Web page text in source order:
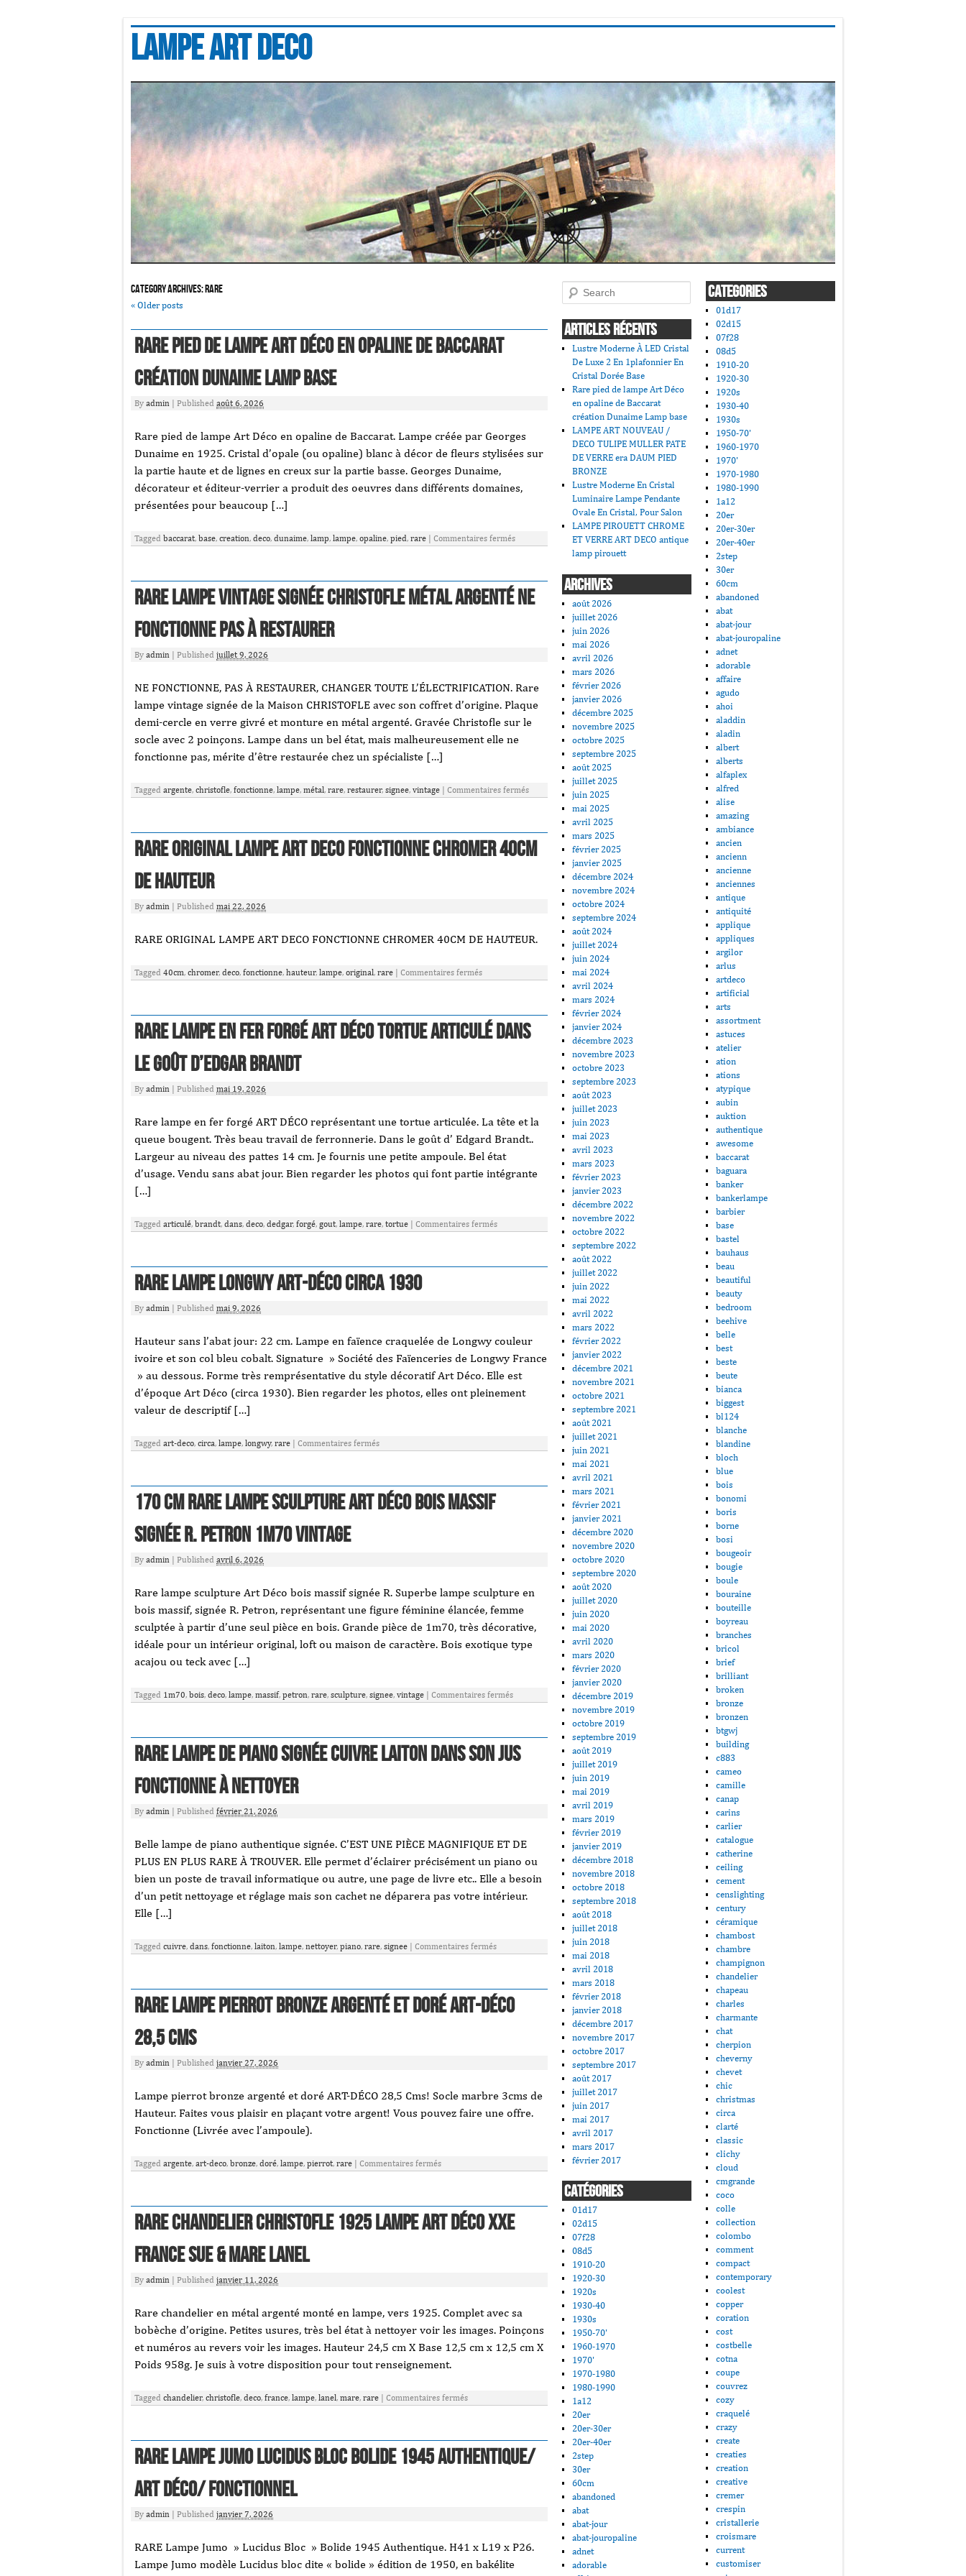
Lampe art deco
Category Archives:rare
« Older posts
Rare pied de lampe Art Déco en opaline de Baccarat
création Dunaime Lamp base
By admin Published août 6, 2026
Rare pied de lampe Art Déco en opaline de Baccarat. Lampe créée par Georges
Dunaime en 1925. Cristal d’opale (ou opaline) blanc à décor de fleurs stylisées sur
la partie haute et de lignes en creux sur la partie basse. Georges Dunaime,
décorateur et éditeur-verrier a produit des oeuvres dans différents domaines,
présentées pour beaucoup […]
Tagged baccarat, base, creation, deco, dunaime, lamp, lampe, opaline, pied, rare Commentaires fermés
Rare LAMPE vintage signée CHRISTOFLE métal argenté NE
FONCTIONNE PAS à restaurer
By admin Published juillet 9, 2026
NE FONCTIONNE, PAS À RESTAURER, CHANGER TOUTE L’ÉLECTRIFICATION. Rare
lampe vintage signée de la Maison CHRISTOFLE avec son coffret d’origine. Plaque
demi-cercle en verre givré et monture en métal argenté. Gravée Christofle sur le
socle avec 2 poinçons. Lampe dans un bel état, mais malheureusement elle ne
fonctionne pas, mérite d’être restaurée chez un spécialiste […]
Tagged argente, christofle, fonctionne, lampe, métal, rare, restaurer, signee, vintage Commentaires fermés
Rare Original Lampe Art Deco Fonctionne Chromer 40cm
De Hauteur
By admin Published mai 22, 2026
RARE ORIGINAL LAMPE ART DECO FONCTIONNE CHROMER 40CM DE HAUTEUR.
Tagged 40cm, chromer, deco, fonctionne, hauteur, lampe, original, rare Commentaires fermés
RARE Lampe en Fer Forgé ART DÉCO Tortue Articulé dans
Le Goût d’Edgar Brandt
By admin Published mai 19, 2026
Rare lampe en fer forgé ART DÉCO représentant une tortue articulée. La tête et la
queue bougent. Très beau travail de ferronnerie. Dans le goût d’ Edgard Brandt..
Largeur au niveau des pattes 14 cm. Je fournis une petite ampoule. Bel état
d’usage. Vendu sans abat jour. Bien regarder les photos qui font partie intégrante
[…]
Tagged articulé, brandt, dans, deco, dedgar, forgé, gout, lampe, rare, tortue Commentaires fermés
RARE LAMPE LONGWY ART-DÉCO Circa 1930
By admin Published mai 9, 2026
Hauteur sans l’abat jour: 22 cm. Lampe en faïence craquelée de Longwy couleur
ivoire et son col bleu cobalt. Signature » Société des Faïenceries de Longwy France
» au dessous. Forme très remprésentative du style décoratif Art Déco. Elle est
d’époque Art Déco (circa 1930). Bien regarder les photos, elles ont pleinement
valeur de descriptif […]
Tagged art-deco, circa, lampe, longwy, rare Commentaires fermés
170 Cm Rare lampe sculpture Art Déco bois massif
signée R. Petron 1m70 vintage
By admin Published avril 6, 2026
Rare lampe sculpture Art Déco bois massif signée R. Superbe lampe sculpture en
bois massif, signée R. Petron, représentant une figure féminine élancée, femme
sculptée à partir d’une seul pièce en bois. Grande pièce de 1m70, très décorative,
idéale pour un intérieur original, loft ou maison de caractère. Bois exotique type
acajou ou teck avec […]
Tagged 1m70, bois, deco, lampe, massif, petron, rare, sculpture, signee, vintage Commentaires fermés
Rare Lampe De Piano Signée Cuivre Laiton Dans Son Jus
Fonctionne À Nettoyer
By admin Published février 21, 2026
Belle lampe de piano authentique signée. C’EST UNE PIÈCE MAGNIFIQUE ET DE
PLUS EN PLUS RARE À TROUVER. Elle permet d’éclairer précisément un piano ou
bien un poste de travail informatique ou autre, une page de livre etc.. Elle a besoin
d’un petit nettoyage et réglage mais son cachet ne déparera pas votre intérieur.
Elle […]
Tagged cuivre, dans, fonctionne, laiton, lampe, nettoyer, piano, rare, signee Commentaires fermés
Rare lampe pierrot bronze argenté et doré ART-DÉCO
28,5 Cms
By admin Published janvier 27, 2026
Lampe pierrot bronze argenté et doré ART-DÉCO 28,5 Cms! Socle marbre 3cms de
Hauteur. Faites vous plaisir en plaçant votre argent! Vous pouvez faire une offre.
Fonctionne (Livrée avec l’ampoule).
Tagged argente, art-deco, bronze, doré, lampe, pierrot, rare Commentaires fermés
Rare chandelier Christofle 1925 lampe Art Déco XXe
France Sue & Mare Lanel
By admin Published janvier 11, 2026
Rare chandelier en métal argenté monté en lampe, vers 1925. Complet avec sa
bobèche d’origine. Petites usures, très bel état à nettoyer voir les images. Poinçons
et numéros au revers voir les images. Hauteur 24,5 cm X Base 12,5 cm x 12,5 cm X
Poids 958g. Je suis à votre disposition pour tout renseignement.
Tagged chandelier, christofle, deco, france, lampe, lanel, mare, rare Commentaires fermés
RARE Lampe Jumo Lucidus Bloc Bolide 1945 Authentique/
Art Déco/ Fonctionnel
By admin Published janvier 7, 2026
RARE Lampe Jumo » Lucidus Bloc » Bolide 1945 Authentique. H41 x L19 x P26.
Lampe Jumo modèle Lucidus bloc dite « bolide » édition de 1950, en bakélite
Search
ARTICLES RÉCENTS
Lustre Moderne À LED Cristal
De Luxe 2 En 1plafonnier En
Cristal Dorée Base
Rare pied de lampe Art Déco
en opaline de Baccarat
création Dunaime Lamp base
LAMPE ART NOUVEAU /
DECO TULIPE MULLER PATE
DE VERRE era DAUM PIED
BRONZE
Lustre Moderne En Cristal
Luminaire Lampe Pendante
Ovale En Cristal, Pour Salon
LAMPE PIROUETT CHROME
ET VERRE ART DECO antique
lamp pirouett
ARCHIVES
août 2026
juillet 2026
juin 2026
mai 2026
avril 2026
mars 2026
février 2026
janvier 2026
décembre 2025
novembre 2025
octobre 2025
septembre 2025
août 2025
juillet 2025
juin 2025
mai 2025
avril 2025
mars 2025
février 2025
janvier 2025
décembre 2024
novembre 2024
octobre 2024
septembre 2024
août 2024
juillet 2024
juin 2024
mai 2024
avril 2024
mars 2024
février 2024
janvier 2024
décembre 2023
novembre 2023
octobre 2023
septembre 2023
août 2023
juillet 2023
juin 2023
mai 2023
avril 2023
mars 2023
février 2023
janvier 2023
décembre 2022
novembre 2022
octobre 2022
septembre 2022
août 2022
juillet 2022
juin 2022
mai 2022
avril 2022
mars 2022
février 2022
janvier 2022
décembre 2021
novembre 2021
octobre 2021
septembre 2021
août 2021
juillet 2021
juin 2021
mai 2021
avril 2021
mars 2021
février 2021
janvier 2021
décembre 2020
novembre 2020
octobre 2020
septembre 2020
août 2020
juillet 2020
juin 2020
mai 2020
avril 2020
mars 2020
février 2020
janvier 2020
décembre 2019
novembre 2019
octobre 2019
septembre 2019
août 2019
juillet 2019
juin 2019
mai 2019
avril 2019
mars 2019
février 2019
janvier 2019
décembre 2018
novembre 2018
octobre 2018
septembre 2018
août 2018
juillet 2018
juin 2018
mai 2018
avril 2018
mars 2018
février 2018
janvier 2018
décembre 2017
novembre 2017
octobre 2017
septembre 2017
août 2017
juillet 2017
juin 2017
mai 2017
avril 2017
mars 2017
février 2017
CATÉGORIES
01d17
02d15
07f28
08d5
1910-20
1920-30
1920s
1930-40
1930s
1950-70'
1960-1970
1970'
1970-1980
1980-1990
1a12
20er
20er-30er
20er-40er
2step
30er
60cm
abandoned
abat
abat-jour
abat-jouropaline
adnet
adorable
CATEGORIES
01d17
02d15
07f28
08d5
1910-20
1920-30
1920s
1930-40
1930s
1950-70'
1960-1970
1970'
1970-1980
1980-1990
1a12
20er
20er-30er
20er-40er
2step
30er
60cm
abandoned
abat
abat-jour
abat-jouropaline
adnet
adorable
affaire
agudo
ahoi
aladdin
aladin
albert
alberts
alfaplex
alfred
alise
amazing
ambiance
ancien
ancienn
ancienne
anciennes
antique
antiquité
applique
appliques
argilor
arlus
artdeco
artificial
arts
assortment
astuces
atelier
ation
ations
atypique
aubin
auktion
authentique
awesome
baccarat
baguara
banker
bankerlampe
barbier
base
bastel
bauhaus
beau
beautiful
beauty
bedroom
beehive
belle
best
beste
beute
bianca
biggest
bl124
blanche
blandine
bloch
blue
bois
bonomi
boris
borne
bosi
bougeoir
bougie
boule
bouraine
bouteille
boyreau
branches
bricol
brief
brilliant
broken
bronze
bronzen
btgwj
building
c883
cameo
camille
canap
carins
carlier
catalogue
catherine
ceiling
cement
censlighting
century
céramique
chambost
chambre
champignon
chandelier
chapeau
charles
charmante
chat
cherpion
cheverny
chevet
chic
christmas
circa
clarté
classic
clichy
cloud
cmgrande
coco
colle
collection
colombo
comment
compact
contemporary
coolest
copper
coration
cost
costbelle
cotna
coupe
couvrez
cozy
craquelé
crazy
create
creaties
creation
creative
cremer
crespin
cristallerie
croismare
current
customiser